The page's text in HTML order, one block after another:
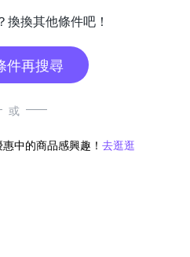
換換其他條件吧！
件再搜尋
或
中的商品感興趣！ 去逛逛